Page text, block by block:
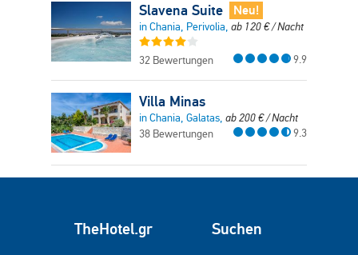
Slavena Suite Neu!
in Chania, Perivolia, ab 120€/ Nacht
32 Bewertungen 9.9
Villa Minas
in Chania, Galatas, ab200€/ Nacht
38 Bewertungen
9.3
TheHotel.gr Suchen